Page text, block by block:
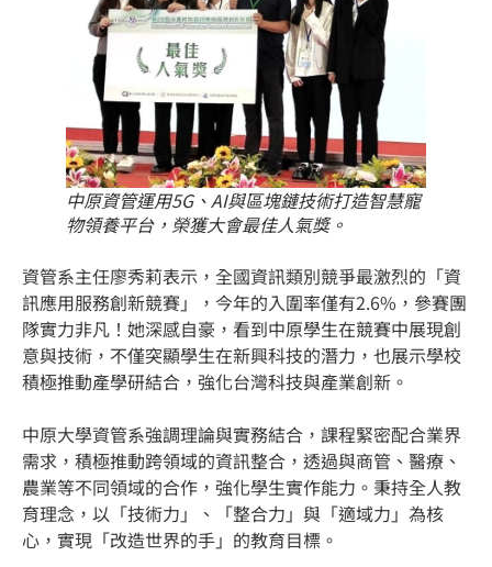
中原資管運用5G、AI與區塊鏈技術打造智慧寵
物領養平台，榮獲大會最佳人氣獎。
資管系主任廖秀莉表示，全國資訊類別競爭最激烈的「資
訊應用服務創新競賽」，今年的入圍率僅有2.6%，參賽團
隊實力非凡！她深感自豪，看到中原學生在競賽中展現創
意與技術，不僅突顯學生在新興科技的潛力，也展示學校
積極推動產學研結合，強化台灣科技與產業創新。
中原大學資管系強調理論與實務結合，課程緊密配合業界
需求，積極推動跨領域的資訊整合，透過與商管、醫療、
農業等不同領域的合作，強化學生實作能力。秉持全人教
育理念，以「技術力」、「整合力」與「適域力」為核
心，實現「改造世界的手」的教育目標。